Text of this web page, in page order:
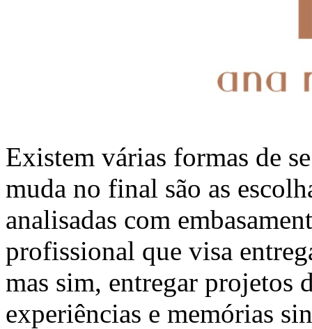
Existem várias formas de
muda no final são as
analisadas com
profissional que visa
mas sim, entregar projetos
experiências e memórias